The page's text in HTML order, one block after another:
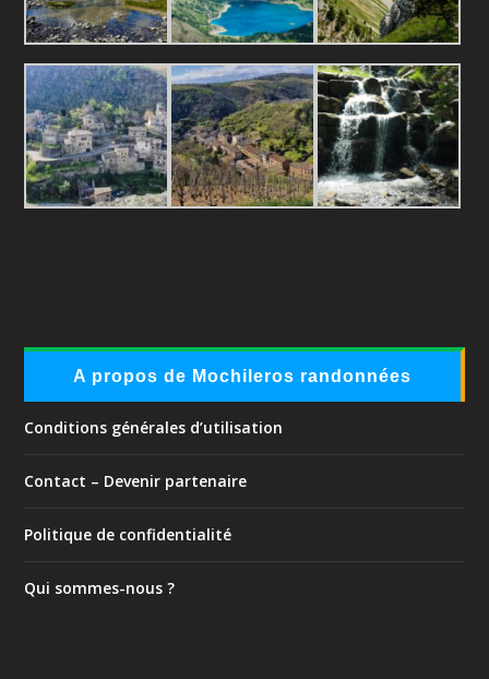
A propos de Mochileros randonnées
Conditions générales d’utilisation
Contact – Devenir partenaire
Politique de confidentialité
Qui sommes-nous ?